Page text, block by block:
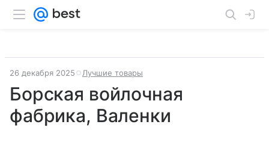
26 декабря 2025 Лучшие товары
Борская войлочная
фабрика, Валенки